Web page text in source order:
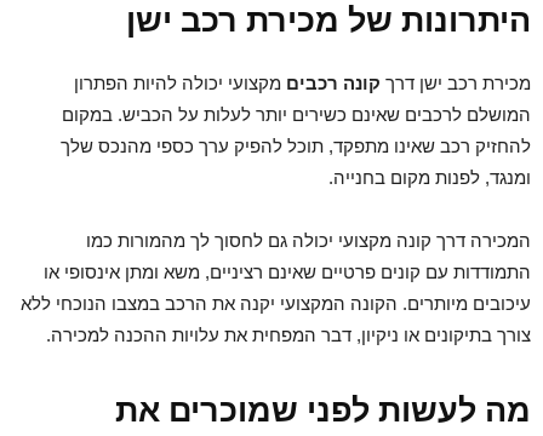
היתרונות של מכירת רכב ישן
מכירת רכב ישן דרך קונה רכבים מקצועי יכולה להיות הפתרון
המושלם לרכבים שאינם כשירים יותר לעלות על הכביש. במקום
להחזיק רכב שאינו מתפקד, תוכל להפיק ערך כספי מהנכס שלך
ומנגד, לפנות מקום בחנייה.
המכירה דרך קונה מקצועי יכולה גם לחסוך לך מהמורות כמו
התמודדות עם קונים פרטיים שאינם רציניים, משא ומתן אינסופי או
עיכובים מיותרים. הקונה המקצועי יקנה את הרכב במצבו הנוכחי ללא
צורך בתיקונים או ניקיון, דבר המפחית את עלויות ההכנה למכירה.
מה לעשות לפני שמוכרים את